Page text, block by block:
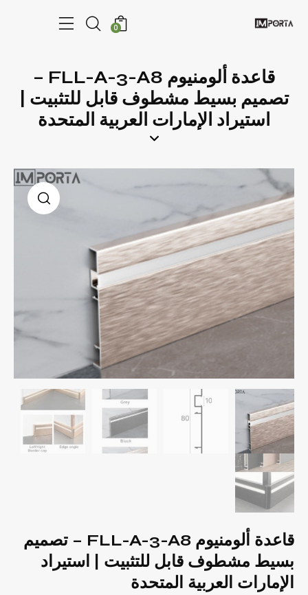
0
قاعدة ألومنيوم FLL-A-3-A8 –
تصميم بسيط مشطوف قابل للتثبيت |
استيراد الإمارات العربية المتحدة
قاعدة ألومنيوم FLL-A-3-A8 – تصميم
بسيط مشطوف قابل للتثبيت | استيراد
الإمارات العربية المتحدة